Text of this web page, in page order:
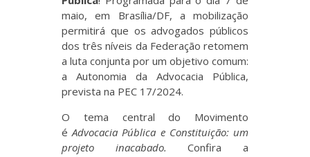
maio, em Brasília/DF, a mobilização
permitirá que os advogados públicos
dos três níveis da Federação retomem
a luta conjunta por um objetivo comum:
a Autonomia da Advocacia Pública,
prevista na PEC 17/2024.
O tema central do Movimento
éAdvocacia Pública e Constituição: um
projeto inacabado. Confira a